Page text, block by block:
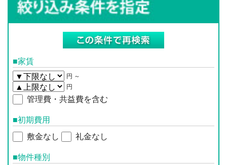
■家賃
円 ～
円
管理費・共益費を含む
■初期費用
敷金なし
礼金なし
■物件種別